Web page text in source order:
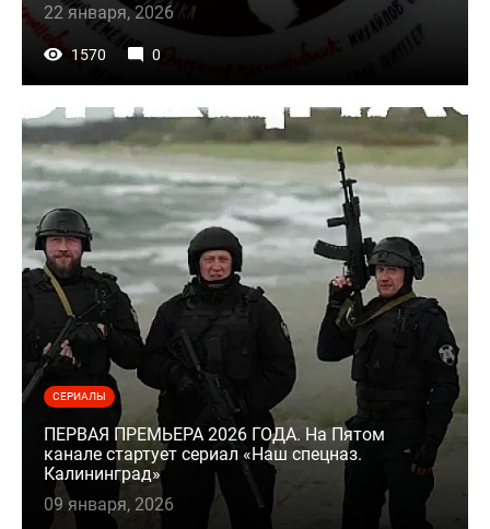
22 января, 2026
1570 0
СЕРИАЛЫ
ПЕРВАЯ ПРЕМЬЕРА 2026 ГОДА. На Пятом
канале стартует сериал «Наш спецназ.
Калининград»
09 января, 2026